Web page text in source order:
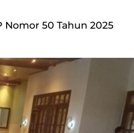
Nomor 50 Tahun 2025